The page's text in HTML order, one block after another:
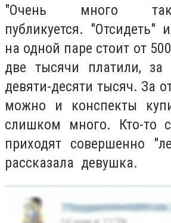
"Очень много
публикуется. "Отсидеть"
на одной паре стоит от
две тысячи платили, за
девяти-десяти тысяч. За
можно и конспекты
слишком много. Кто-то
приходят совершенно
рассказала девушка.